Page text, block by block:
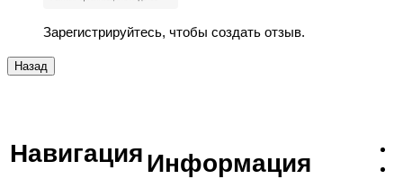
Зарегистрируйтесь, чтобы создать отзыв.
НавигацияИнформация